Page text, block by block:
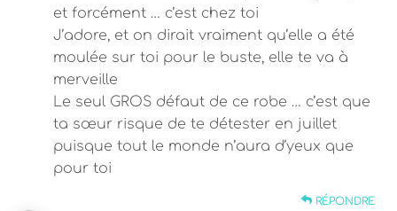
et forcément … c’est chez toi
J’adore, et on dirait vraiment qu’elle a été
moulée sur toi pour le buste, elle te va à
merveille
Le seul GROS défaut de ce robe … c’est que
ta sœur risque de te détester en juillet
puisque tout le monde n’aura d’yeux que
pour toi
RÉPONDRE